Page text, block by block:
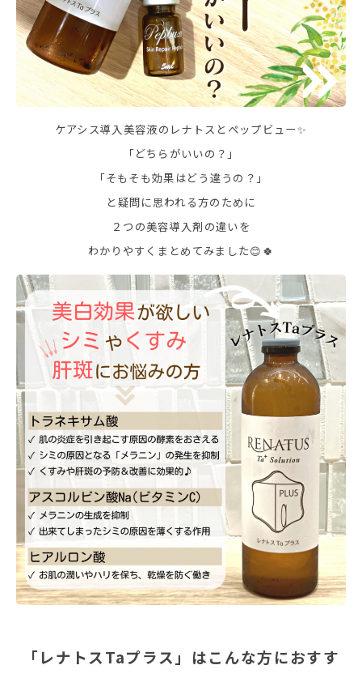
ケアシス導入美容液のレナトスとペップビュー✨
「どちらがいいの？」
「そもそも効果はどう違うの？」
と疑問に思われる方のために
２つの美容導入剤の違いを
わかりやすくまとめてみました😊🍀
「レナトスTaプラス」はこんな方におすす